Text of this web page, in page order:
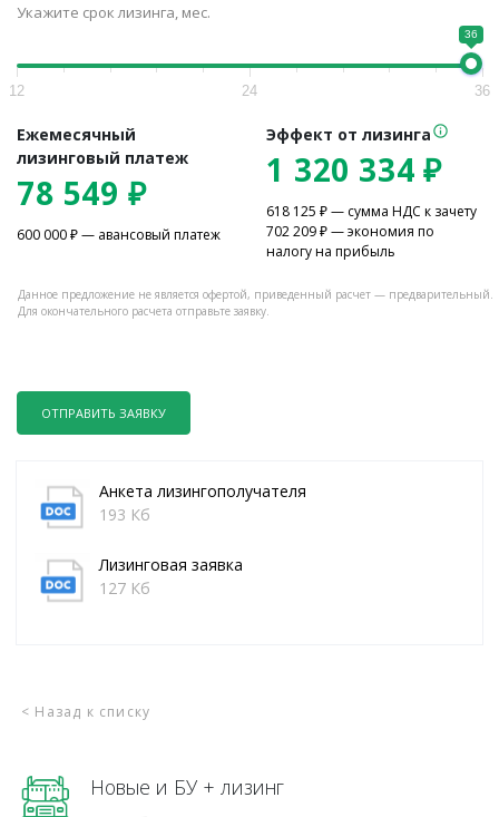
Укажите срок лизинга, мес.
36
12 24 36
Ежемесячный
лизинговый платеж
78 549 ₽
600 000₽ — авансовый платеж
Эффект от лизинга
1 320 334 ₽
618 125 ₽ — сумма НДС к зачету
702 209₽ — экономия по
налогу на прибыль
Данное предложение не является офертой, приведенный расчет — предварительный.
Для окончательного расчета отправьте заявку.
ОТПРАВИТЬ ЗАЯВКУ
Анкета лизингополучателя
193 Кб
Лизинговая заявка
127 Кб
< Назад к списку
Новые и БУ + лизинг